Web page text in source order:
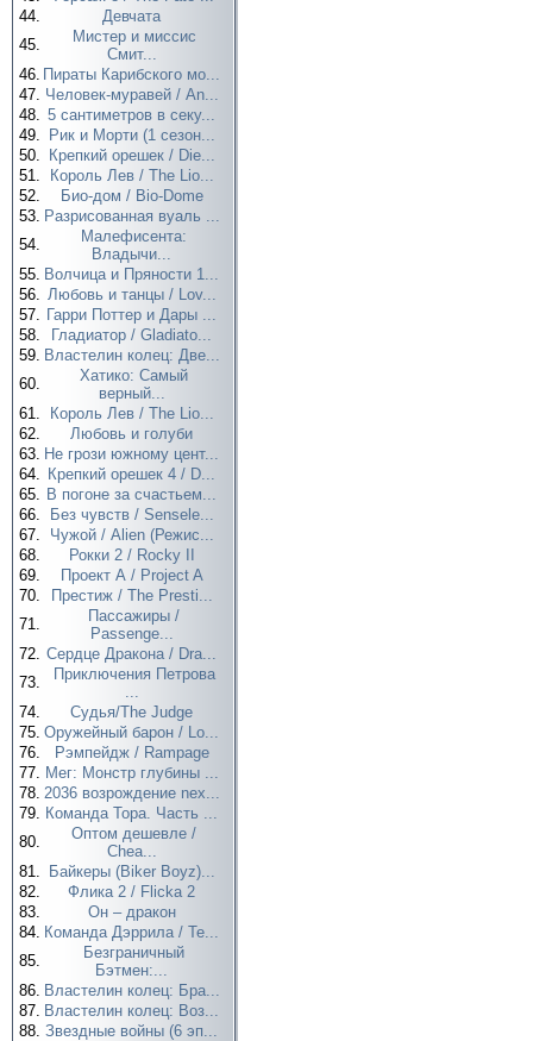
44.
Девчата
45.
Мистер и миссис
Смит...
46. Пираты Карибского мо...
47. Человек-муравей / An...
48. 5 сантиметров в секу...
49.
Рик и Морти (1 сезон...
50.
Крепкий орешек / Die...
51.
Король Лев / The Lio...
52.
Био-дом / Bio-Dome
53. Разрисованная вуаль ...
54.
Малефисента:
Владычи...
55. Волчица и Пряности 1...
56. Любовь и танцы / Lov...
57. Гарри Поттер и Дары ...
58.
Гладиатор / Gladiato...
59. Властелин колец: Две...
60.
Хатико: Самый
верный...
61.
Король Лев / The Lio...
62.
Любовь и голуби
63. Не грози южному цент...
64. Крепкий орешек 4 / D...
65. В погоне за счастьем...
66.
Без чувств / Sensele...
67.
Чужой / Alien (Режис...
68.
Рокки 2 / Rocky II
69.
Проект А / Project A
70.
Престиж / The Presti...
71.
Пассажиры /
Passenge...
72. Сердце Дракона / Dra...
73.
Приключения Петрова
...
74.
Судья/The Judge
75. Оружейный барон / Lo...
76.
Рэмпейдж / Rampage
77. Мег: Монстр глубины ...
78. 2036 возрождение nex...
79. Команда Тора. Часть ...
80.
Оптом дешевле /
Chea...
81.
Байкеры (Biker Boyz)...
82.
Флика 2 / Flicka 2
83.
Он – дракон
84. Команда Дэррила / Te...
85.
Безграничный
Бэтмен:...
86. Властелин колец: Бра...
87. Властелин колец: Воз...
88. Звездные войны (6 эп...